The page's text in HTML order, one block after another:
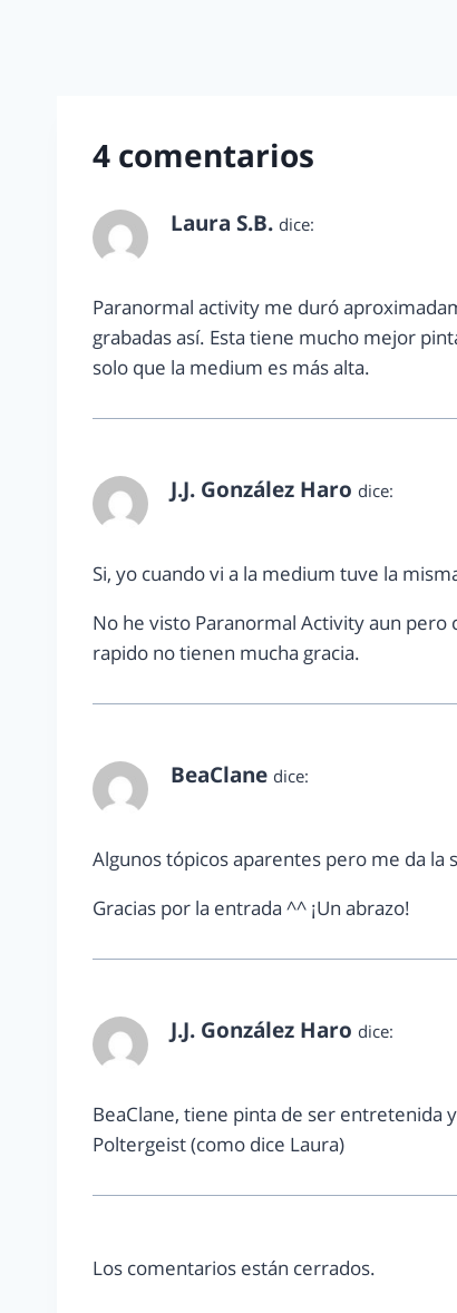
4 comentarios
Laura S.B. dice:
Paranormal activity me duró
grabadas así. Esta tiene mucho mejor
solo que la medium es más alta.
J.J. González Haro dice:
Si, yo cuando vi a la medium tuve la
No he visto Paranormal Activity aun pero
rapido no tienen mucha gracia.
BeaClane dice:
Algunos tópicos aparentes pero me da
Gracias por la entrada ^^ ¡Un abrazo!
J.J. González Haro dice:
BeaClane, tiene pinta de ser entretenida
Poltergeist (como dice Laura)
Los comentarios están cerrados.